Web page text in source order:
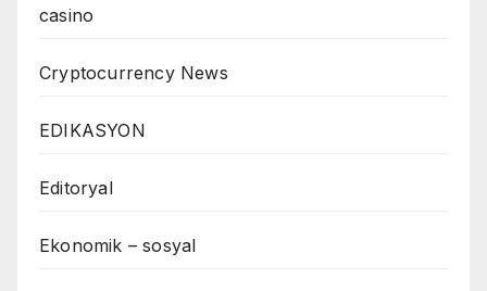
casino
Cryptocurrency News
EDIKASYON
Editoryal
Ekonomik – sosyal